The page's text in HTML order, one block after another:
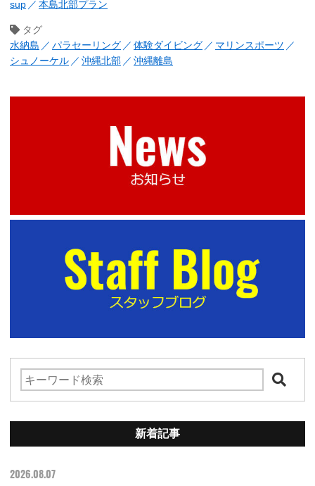
sup 本島北部プラン
タグ
水納島
パラセーリング 体験ダイビング
マリンスポーツ
シュノーケル
沖縄北部 沖縄離島
新着記事
2026.08.07